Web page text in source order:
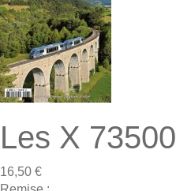
Les X 73500
16,50 €